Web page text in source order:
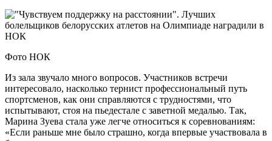
Фото НОК
Из зала звучало много вопросов. Участников встречи
интересовало, насколько тернист профессиональный путь
спортсменов, как они справляются с трудностями, что
испытывают, стоя на пьедестале с заветной медалью. Так,
Марина Зуева стала уже легче относиться к соревнованиям:
«Если раньше мне было страшно, когда впервые участвовала в